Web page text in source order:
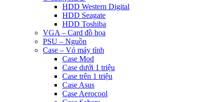
HDD Western Digital
HDD Seagate
HDD Toshiba
VGA – Card đồ họa
PSU – Nguồn
Case – Vỏ máy tính
Case Mod
Case dưới 1 triệu
Case trên 1 triệu
Case Asus
Case Aerocool